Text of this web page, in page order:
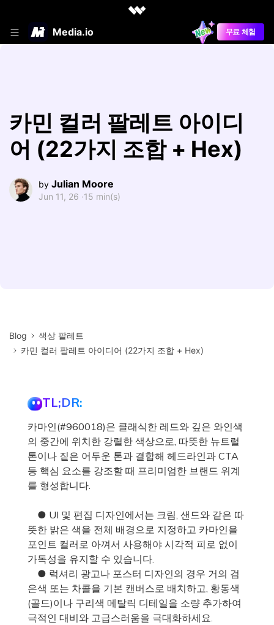
Media.io 무료 체험
카민 컬러 팔레트 아이디
어 (22가지 조합 + Hex)
by Julian Moore
Jun 11, 26 ·15 min(s)
Blog
색상 팔레트
카민 컬러 팔레트 아이디어 (22가지 조합 + Hex)
TL;DR:
카마인(#960018)은 클래식한 레드와 깊은 와인색
의 중간에 위치한 강렬한 색상으로, 따뜻한 뉴트럴
톤이나 짙은 어두운 톤과 결합해 헤드라인과 CTA
등 핵심 요소를 강조할 때 프리미엄한 브랜드 위계
를 형성합니다.
● UI 및 편집 디자인에서는 크림, 샌드와 같은 따
뜻한 밝은 색을 전체 배경으로 지정하고 카마인을
포인트 컬러로 아껴서 사용해야 시각적 피로 없이
가독성을 유지할 수 있습니다.
● 럭셔리 광고나 포스터 디자인의 경우 거의 검
은색 또는 차콜을 기본 캔버스로 배치하고, 황동색
(골드)이나 구리색 메탈릭 디테일을 소량 추가하여
극적인 대비와 고급스러움을 극대화하세요.